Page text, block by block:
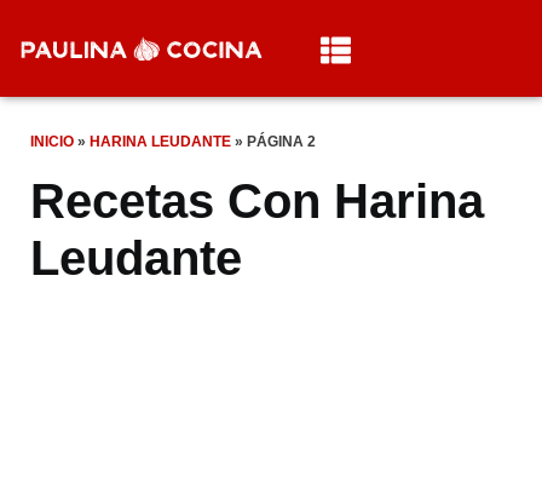
INICIO » HARINA LEUDANTE » PÁGINA 2
Recetas Con Harina
Leudante